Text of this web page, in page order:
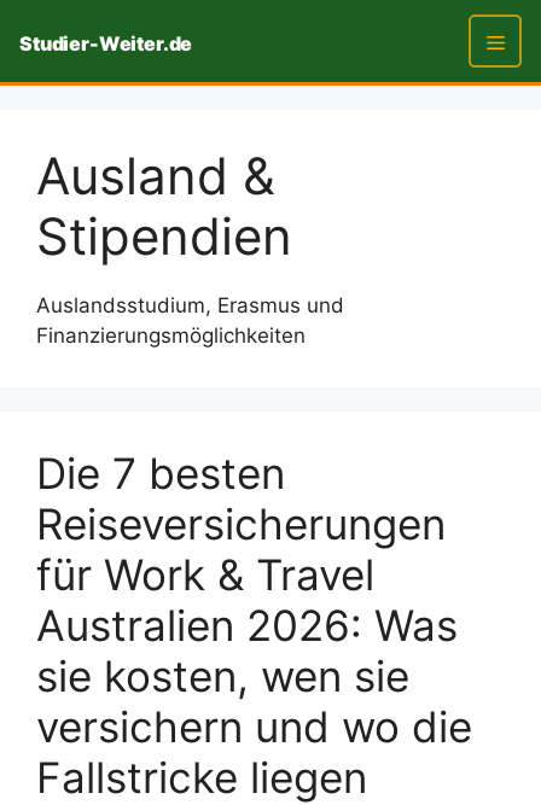
Inhalt
Studier-Weiter.de
Menü
Ausland &
Stipendien
Auslandsstudium, Erasmus und
Finanzierungsmöglichkeiten
Die 7 besten
Reiseversicherungen
für Work & Travel
Australien 2026: Was
sie kosten, wen sie
versichern und wo die
Fallstricke liegen